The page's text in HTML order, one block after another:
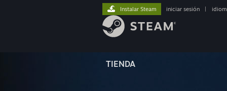
TIENDA
Instalar Steam iniciar sesión